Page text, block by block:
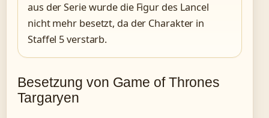
aus der Serie wurde die Figur des Lancel
nicht mehr besetzt, da der Charakter in
Staffel 5 verstarb.
Besetzung von Game of Thrones
Targaryen